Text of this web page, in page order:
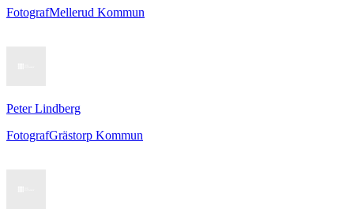
FotografMellerud Kommun
Peter Lindberg
FotografGrästorp Kommun